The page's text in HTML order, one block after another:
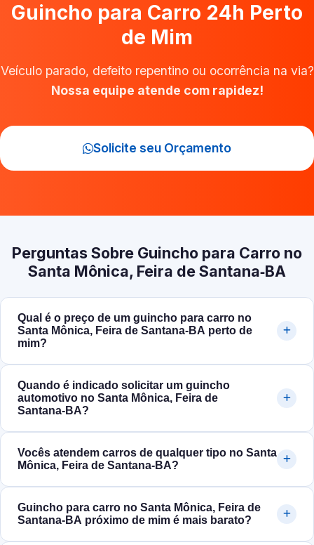
Guincho para Carro 24h Perto
de Mim
Veículo parado, defeito repentino ou ocorrência na via?
Nossa equipe atende com rapidez!
Solicite seu Orçamento
Perguntas Sobre Guincho para Carro no
Santa Mônica, Feira de Santana‑BA
Qual é o preço de um guincho para carro no
Santa Mônica, Feira de Santana‑BA perto de
mim?
Quando é indicado solicitar um guincho
automotivo no Santa Mônica, Feira de
Santana‑BA?
Vocês atendem carros de qualquer tipo no Santa
Mônica, Feira de Santana‑BA?
Guincho para carro no Santa Mônica, Feira de
Santana‑BA próximo de mim é mais barato?